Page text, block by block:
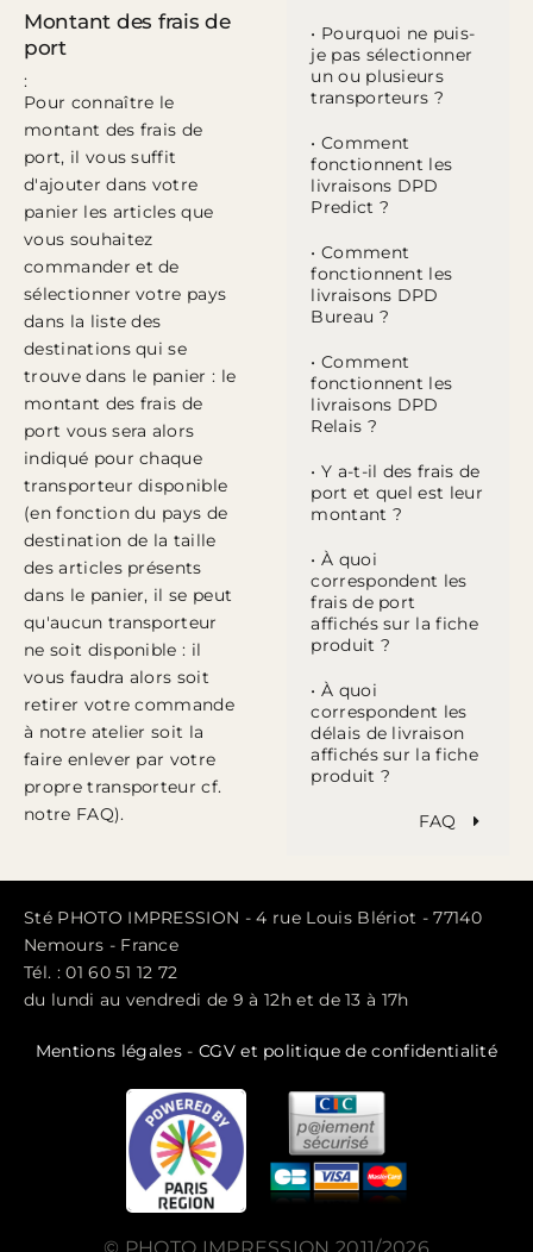
Montant des frais de
port
:
Pour connaître le
montant des frais de
port, il vous suffit
d'ajouter dans votre
panier les articles que
vous souhaitez
commander et de
sélectionner votre pays
dans la liste des
destinations qui se
trouve dans le panier : le
montant des frais de
port vous sera alors
indiqué pour chaque
transporteur disponible
(en fonction du pays de
destination de la taille
des articles présents
dans le panier, il se peut
qu'aucun transporteur
ne soit disponible : il
vous faudra alors soit
retirer votre commande
à notre atelier soit la
faire enlever par votre
propre transporteur cf.
notre FAQ).
• Pourquoi ne puis-
je pas sélectionner
un ou plusieurs
transporteurs ?
• Comment
fonctionnent les
livraisons DPD
Predict ?
• Comment
fonctionnent les
livraisons DPD
Bureau ?
• Comment
fonctionnent les
livraisons DPD
Relais ?
• Y a-t-il des frais de
port et quel est leur
montant ?
• À quoi
correspondent les
frais de port
affichés sur la fiche
produit ?
• À quoi
correspondent les
délais de livraison
affichés sur la fiche
produit ?
FAQ
Sté PHOTO IMPRESSION - 4 rue Louis Blériot - 77140
Nemours - France
Tél. : 01 60 51 12 72
du lundi au vendredi de 9 à 12h et de 13 à 17h
Mentions légales - CGV et politique de confidentialité